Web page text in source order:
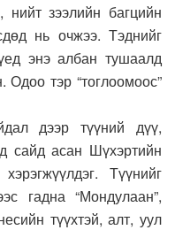
нийт зээлийн багцийн
нь очжээ. Тэднийг
энэ албан тушаалд
тэр “тоглоомоос”
дээр түүний дүү,
сайд асан Шүхэртийн
Түүнийг
гадна “Мондулаан”,
түүхтэй, алт, уул